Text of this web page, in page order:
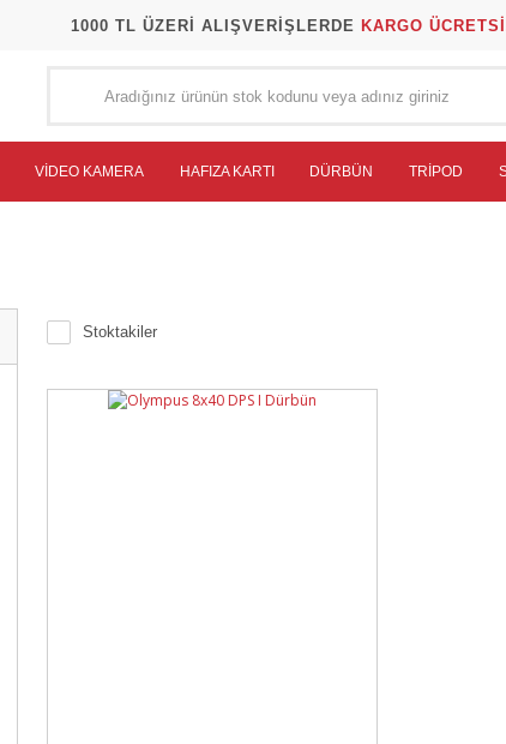
1000 TL ÜZERİ ALIŞVERİŞLERDE KARGO
VIDEO KAMERA HAFIZA KARTI DÜRBÜN TRIPOD
Stoktakiler